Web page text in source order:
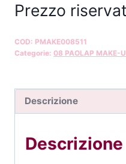
Prezzo
COD: PMAKE008511
Categorie: 08 PAOLAP MAKE-
Descrizione
Descrizione